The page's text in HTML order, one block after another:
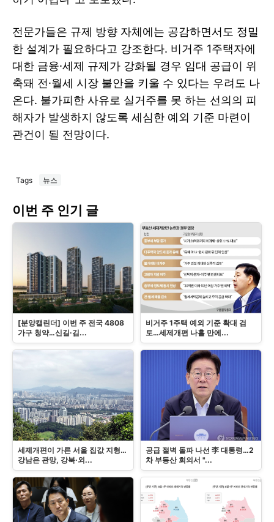
전문가들은 규제 방향 자체에는 공감하면서도 정밀
한 설계가 필요하다고 강조한다. 비거주 1주택자에
대한 금융·세제 규제가 강화될 경우 임대 공급이 위
축돼 전·월세 시장 불안을 키울 수 있다는 우려도 나
온다. 불가피한 사유로 실거주를 못 하는 선의의 피
해자가 발생하지 않도록 세심한 예외 기준 마련이
관건이 될 전망이다.
Tags 뉴스
이번 주 인기 글
[분양캘린더] 이번 주 전국 4808
가구 청약…신길·김...
비거주 1주택 예외 기준 확대 검
토…세제개편 나흘 만에...
세제개편이 가른 서울 집값 지형…
강남은 관망, 강북·외...
공급 절벽 돌파 나선 李 대통령…2
차 부동산 회의서 "...